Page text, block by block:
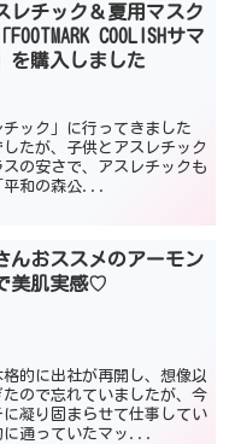
レチック＆夏用マスク
COOLISHサマ
を購入しました
ック」に行ってきました
たが、子供とアスレチック
の安さで、アスレチックも
平和の森公...
んおススメのアーモン
美肌実感♡
的に出社が再開し、想像以
ので忘れていましたが、今
凝り固まらせて仕事してい
に通っていたマッ...